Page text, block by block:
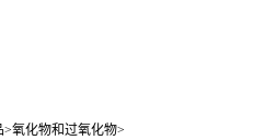
氧化物和过氧化物>